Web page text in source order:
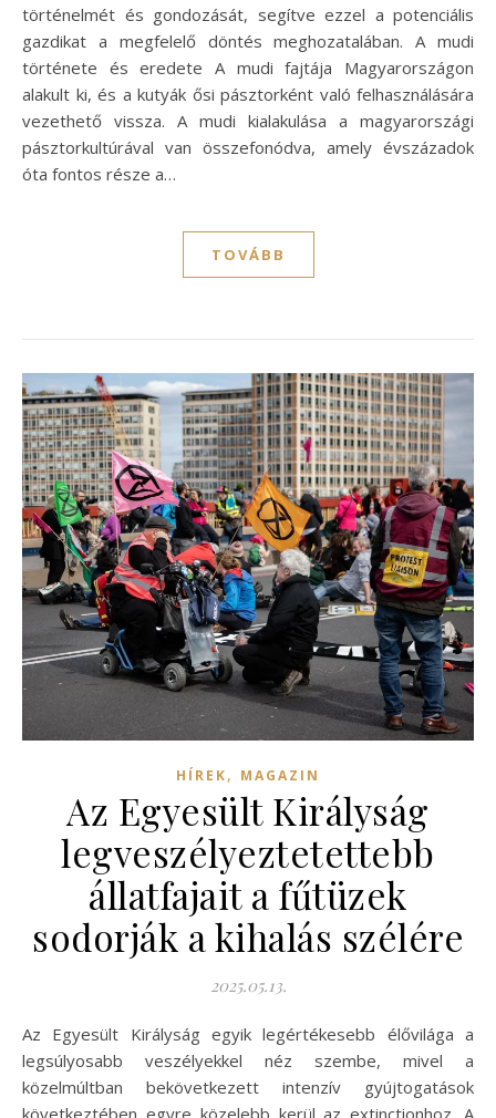
történelmét és gondozását, segítve ezzel a potenciális
gazdikat a megfelelő döntés meghozatalában. A mudi
története és eredete A mudi fajtája Magyarországon
alakult ki, és a kutyák ősi pásztorként való felhasználására
vezethető vissza. A mudi kialakulása a magyarországi
pásztorkultúrával van összefonódva, amely évszázadok
óta fontos része a…
TOVÁBB
HÍREK, MAGAZIN
Az Egyesült Királyság
legveszélyeztetettebb
állatfajait a fűtüzek
sodorják a kihalás szélére
2025.05.13.
Az Egyesült Királyság egyik legértékesebb élővilága a
legsúlyosabb veszélyekkel néz szembe, mivel a
közelmúltban bekövetkezett intenzív gyújtogatások
következtében egyre közelebb kerül az extinctionhoz. A